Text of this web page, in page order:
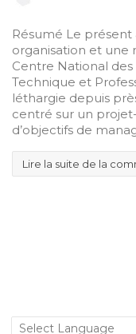
Résumé Le présent
organisation et une
Centre National
Technique et
léthargie depuis
centré sur un
d’objectifs de
Lire la suite de la